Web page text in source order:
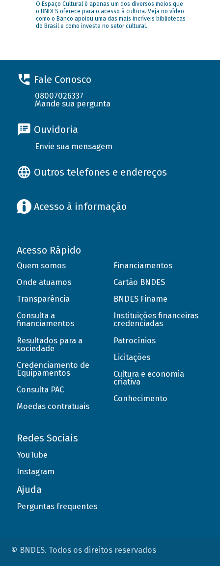
O Espaço Cultural é apenas um dos diversos meios que
o BNDES oferece para o acesso à cultura. Veja no vídeo
como o Banco apoiou uma das mais incríveis bibliotecas
do Brasil e como investe no setor cultural.
Fale Conosco
08007026337
Mande sua pergunta
Ouvidoria
Envie sua mensagem
Outros telefones e endereços
Acesso à informação
Acesso Rápido
Quem somos
Onde atuamos
Transparência
Consulta a
financiamentos
Resultados para a
sociedade
Credenciamento de
Equipamentos
Consulta PAC
Moedas contratuais
Financiamentos
Cartão BNDES
BNDES Finame
Instituições financeiras
credenciadas
Patrocínios
Licitações
Cultura e economia
criativa
Conhecimento
Redes Sociais
YouTube
Instagram
Ajuda
Perguntas frequentes
© BNDES. Todos os direitos reservados